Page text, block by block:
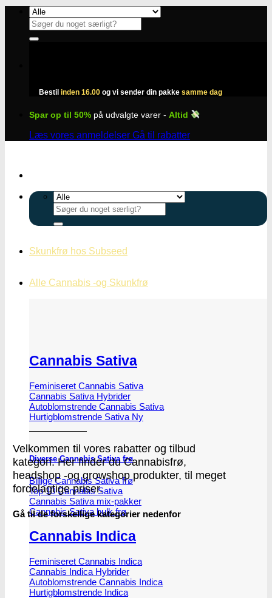
Fortsæt
indhold
Søg
efter:
Bestil inden 16.00 og vi sender din pakke samme dag
Spar op til 50% på udvalgte varer - Altid
Læs vores anmeldelser Gå til rabatter
Søg
efter:
Skunkfrø hos Subseed
Alle Cannabis -og Skunkfrø
Cannabis Sativa
Feminiseret Cannabis Sativa
Cannabis Sativa Hybrider
Autoblomstrende Cannabis Sativa
Hurtigblomstrende Sativa
Diverse Cannabis Sativa frø
Billige Cannabis Sativa frø
Top 10 Cannabis Sativa
Cannabis Sativa mix-pakker
Cannabis Sativa bulk frø
Cannabis Indica
Feminiseret Cannabis Indica
Cannabis Indica Hybrider
Autoblomstrende Cannabis Indica
Hurtigblomstrende Indica
Velkommen til vores rabatter og tilbud
kategori. Her finder du Cannabisfrø,
headshop -og growshop produkter, til meget
fordelagtige priser.
Gå til de forskellige kategorier nedenfor